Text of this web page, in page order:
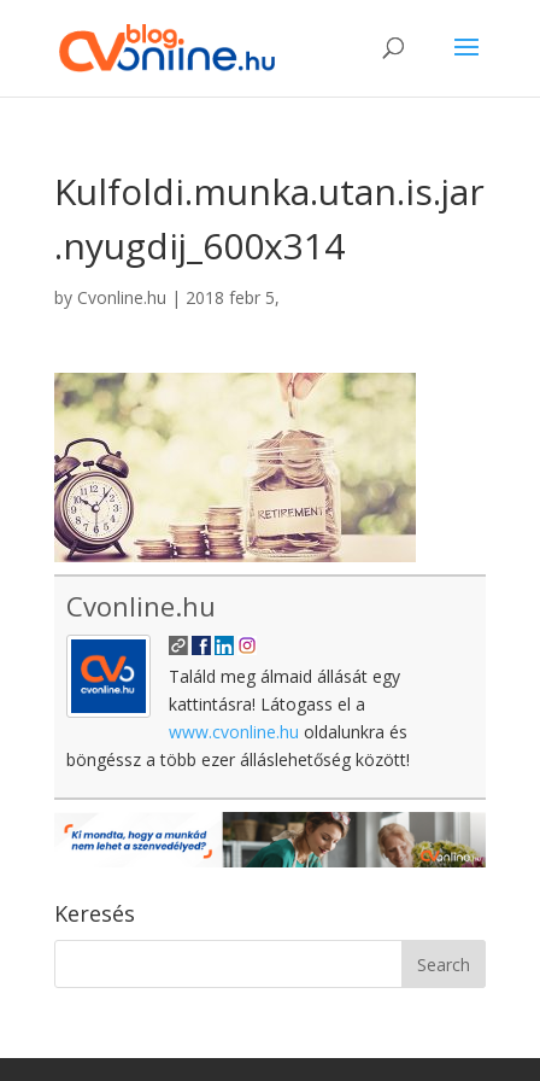
Kulfoldi.munka.utan.is.jar
.nyugdij_600x314
by Cvonline.hu | 2018 febr 5,
Cvonline.hu
Találd meg álmaid állását egy
kattintásra! Látogass el a
www.cvonline.hu oldalunkra és
böngéssz a több ezer álláslehetőség között!
Keresés